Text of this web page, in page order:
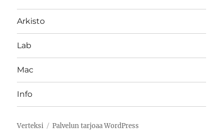
Arkisto
Lab
Mac
Info
Verteksi Palvelun tarjoaa WordPress